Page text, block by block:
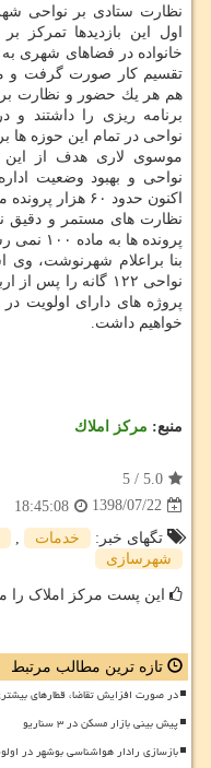
نظارت ستادی بر نواحی
اول این بازدیدها تمركز
خانواده در فضاهای شهری
تقسیم كار صورت گرفت و
هم هر یك حضور و نظارت بر
نواحی در تمام این حوزه ها
موسوی لاری هدف از این
نواحی و بهبود وضعیت
اكنون حدود ۶۰
نظارت های مستمر و دقیق
پرونده ها به ماده ۱۰۰ نمی رسید.
بنا براعلام شهرنوشت، وی
نواحی ۱۲۲ گانه را
خواهیم داشت.
منبع: مركز املاك
5.0
/
5
1398/07/22
18:45:08
تگهای خبر:
خدمات ,
شهرسازی
این پست مرکز املاک را
تازه ترین مطالب مرتبط
در صورت افزایش تقاضا، قطارهای
پیش بینی بازار مسکن در ۳ سناریو
بازسازی رادار هواشناسی بوشهر در